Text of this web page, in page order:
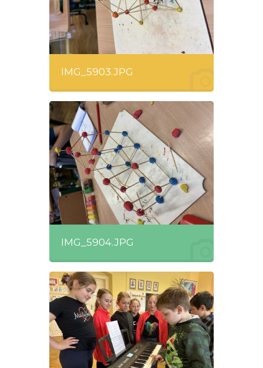
IMG_5903.JPG
IMG_5904.JPG